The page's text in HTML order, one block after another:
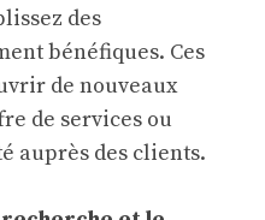
des
bénéfiques. Ces
de nouveaux
de services ou
auprès des clients.